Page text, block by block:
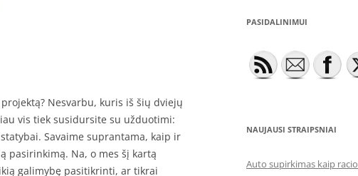
Nesvarbu, kuris iš šių dviejų
vis tiek susidursite su užduotimi:
Savaime suprantama, kaip ir
pasirinkimą. Na, o mes šį kartą
galimybę pasitikrinti, ar tikrai
PASIDALINIMUI
NAUJAUSI STRAIPSNIAI
Auto supirkimas kaip